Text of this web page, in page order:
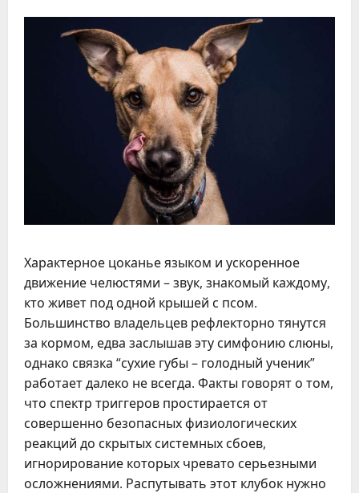
Характерное цоканье языком и ускоренное
движение челюстями – звук, знакомый каждому,
кто живет под одной крышей с псом.
Большинство владельцев рефлекторно тянутся
за кормом, едва заслышав эту симфонию слюны,
однако связка “сухие губы – голодный ученик”
работает далеко не всегда. Факты говорят о том,
что спектр триггеров простирается от
совершенно безопасных физиологических
реакций до скрытых системных сбоев,
игнорирование которых чревато серьезными
осложнениями. Распутывать этот клубок нужно